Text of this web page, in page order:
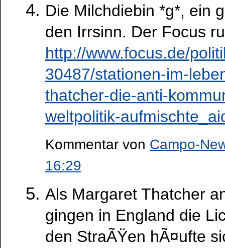
Die Milchdiebin *g*, ein
den Irrsinn. Der Focus
http://www.focus.de/
30487/stationen-im-
thatcher-die-anti-
weltpolitik-
Kommentar von Campo-
16:29
Als Margaret Thatcher
gingen in England die
den StraÃŸen hÃ¤ufte